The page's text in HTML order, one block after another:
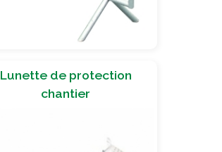
Lunette de protection
chantier